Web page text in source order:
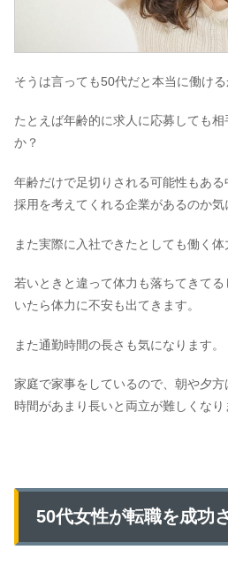
そうは言っても50代だと本当に働け
たとえば年齢的に求人に応募しても
か？
年齢だけで足切りされる可能性もあ
採用を考えてくれる企業があるのか気
また実際に入社できたとしても働く体
若いときと違って体力も落ちてきて
いたら体力に不安も出てきます。
また通勤時間の長さも気になります。
家庭で家事をしているので、朝や夕
時間があまり長いと両立が難しくなり
50代女性が転職を成功